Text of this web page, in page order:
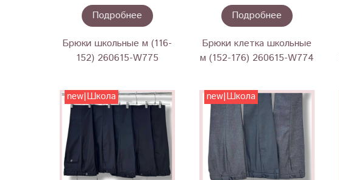
Подробнее
Брюки школьные м (116-
152) 260615-W775
Подробнее
Брюки клетка школьные
м (152-176) 260615-W774
new|Школа new|Школа